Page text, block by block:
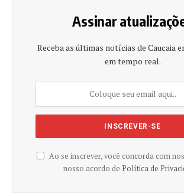
Assinar
Receba as últimas notícias de Caucaia
em tempo real.
Ao se inscrever, você concorda com
nosso acordo de Política de